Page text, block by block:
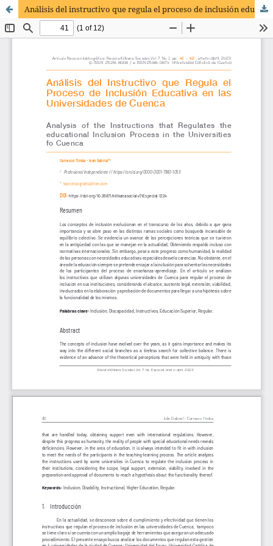
Análisis del instructivo que regula el proceso de inclusión educativa en las Universidades de Cuenca